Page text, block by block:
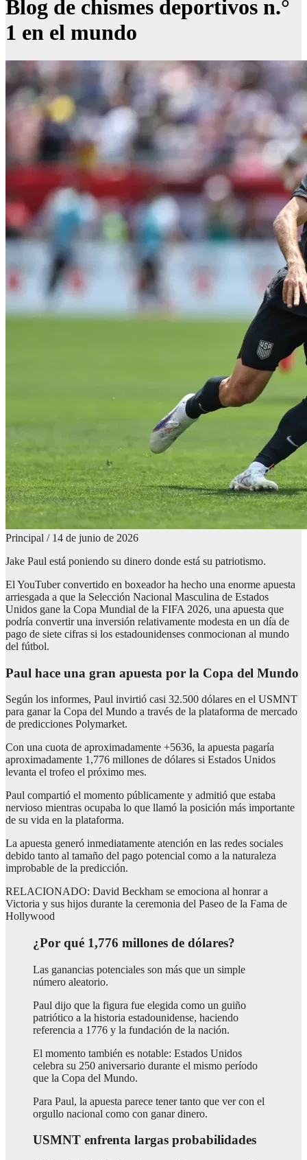
Blog de chismes deportivos n.°
1 en el mundo
Principal / 14 de junio de 2026
Jake Paul está poniendo su dinero donde está su patriotismo.
El YouTuber convertido en boxeador ha hecho una enorme apuesta
arriesgada a que la Selección Nacional Masculina de Estados
Unidos gane la Copa Mundial de la FIFA 2026, una apuesta que
podría convertir una inversión relativamente modesta en un día de
pago de siete cifras si los estadounidenses conmocionan al mundo
del fútbol.
Paul hace una gran apuesta por la Copa del Mundo
Según los informes, Paul invirtió casi 32.500 dólares en el USMNT
para ganar la Copa del Mundo a través de la plataforma de mercado
de predicciones Polymarket.
Con una cuota de aproximadamente +5636, la apuesta pagaría
aproximadamente 1,776 millones de dólares si Estados Unidos
levanta el trofeo el próximo mes.
Paul compartió el momento públicamente y admitió que estaba
nervioso mientras ocupaba lo que llamó la posición más importante
de su vida en la plataforma.
La apuesta generó inmediatamente atención en las redes sociales
debido tanto al tamaño del pago potencial como a la naturaleza
improbable de la predicción.
RELACIONADO: David Beckham se emociona al honrar a
Victoria y sus hijos durante la ceremonia del Paseo de la Fama de
Hollywood
¿Por qué 1,776 millones de dólares?
Las ganancias potenciales son más que un simple
número aleatorio.
Paul dijo que la figura fue elegida como un guiño
patriótico a la historia estadounidense, haciendo
referencia a 1776 y la fundación de la nación.
El momento también es notable: Estados Unidos
celebra su 250 aniversario durante el mismo período
que la Copa del Mundo.
Para Paul, la apuesta parece tener tanto que ver con el
orgullo nacional como con ganar dinero.
USMNT enfrenta largas probabilidades